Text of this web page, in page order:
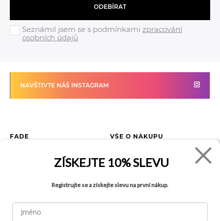
ODEBÍRAT
Seznámil jsem se s podmínkami zpracování
osobních údajů
NAVŠTIVTE NÁŠ INSTAGRAM
FADE
Blog
VŠE O NÁKUPU
Jak reklamovat zboží
Tabulka velikostí
ZÍSKEJTE 10% SLEVU
Registrujte se a získejte slevu na první nákup.